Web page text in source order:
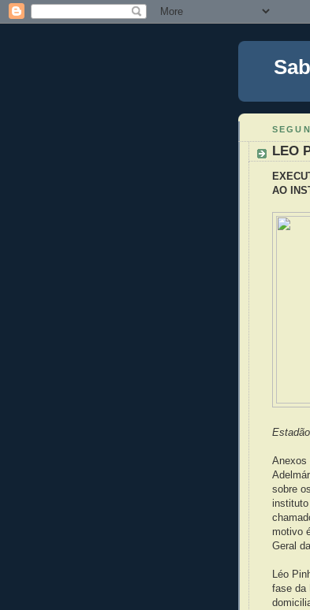
LEO
AO
Estadão
Anexos
sobre
instituto
motivo
Geral
Léo
fase da